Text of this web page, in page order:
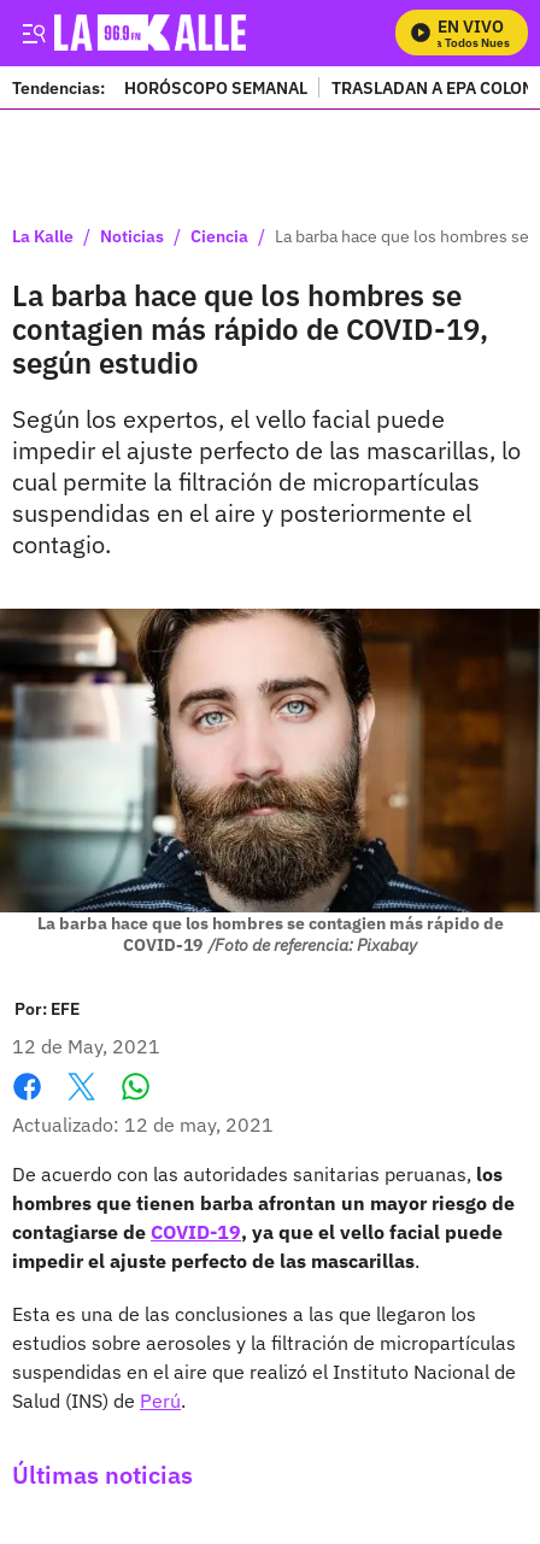
EN VIVO
Mira Todos Nuestros
Tendencias: HORÓSCOPO SEMANAL TRASLADAN A EPA
La Kalle / Noticias / Ciencia / La barba hace que los hombres
La barba hace que los hombres se
contagien más rápido de COVID-19,
según estudio
Según los expertos, el vello facial puede
impedir el ajuste perfecto de las mascarillas, lo
cual permite la filtración de micropartículas
suspendidas en el aire y posteriormente el
contagio.
La barba hace que los hombres se contagien más rápido de
COVID-19 /Foto de referencia: Pixabay
Por: EFE
12 de May, 2021
Facebook
X
Actualizado: 12 de may, 2021
De acuerdo con las autoridades sanitarias peruanas, los
hombres que tienen barba afrontan un mayor riesgo de
contagiarse de COVID-19, ya que el vello facial puede
impedir el ajuste perfecto de las mascarillas.
Esta es una de las conclusiones a las que llegaron los
estudios sobre aerosoles y la filtración de micropartículas
suspendidas en el aire que realizó el Instituto Nacional de
Salud (INS) de Perú.
Últimas noticias